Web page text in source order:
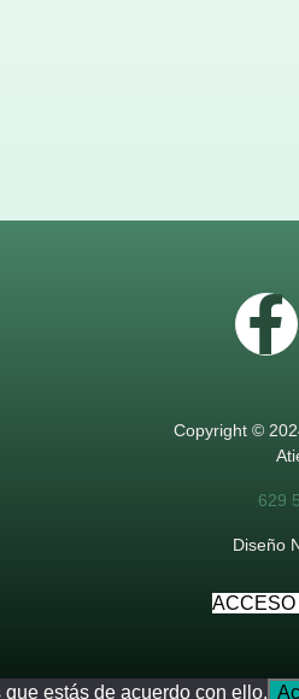
Copyright ©
629
Diseño
ACCESO
estás de acuerdo con ello.